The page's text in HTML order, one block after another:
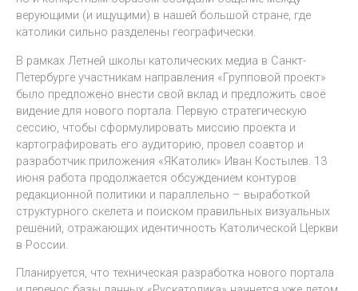
верующими (и ищущими) в нашей большой стране, где
католики сильно разделены географически.
В рамках Летней школы католических медиа в Санкт-
Петербурге участникам направления «Групповой проект»
было предложено внести свой вклад и предложить своё
видение для нового портала. Первую стратегическую
сессию, чтобы сформулировать миссию проекта и
картографировать его аудиторию, провел соавтор и
разработчик приложения «ЯКатолик» Иван Костылев. 13
июня работа продолжается обсуждением контуров
редакционной политики и параллельно – выработкой
структурного скелета и поиском правильных визуальных
решений, отражающих идентичность Католической Церкви
в России.
Планируется, что техническая разработка нового портала